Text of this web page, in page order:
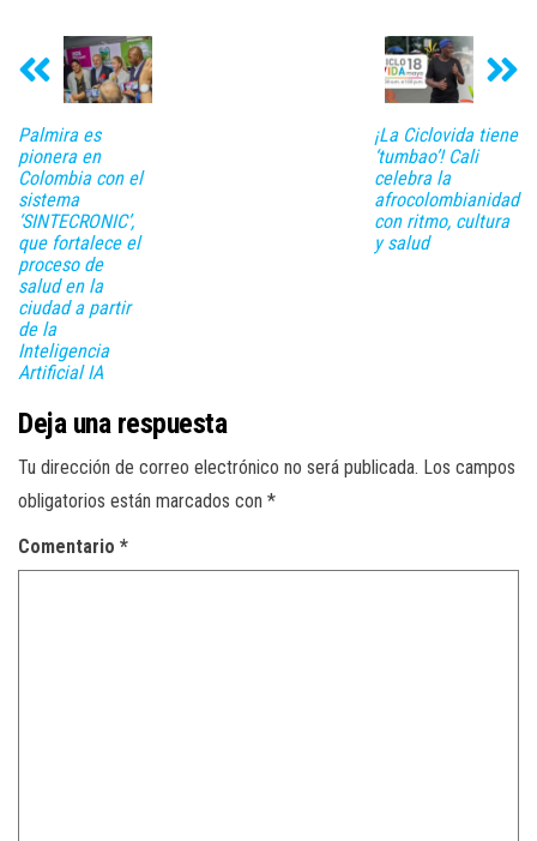
Palmira es
pionera en
Colombia con el
sistema
‘SINTECRONIC’,
que fortalece el
proceso de
salud en la
ciudad a partir
de la
Inteligencia
Artificial IA
¡La Ciclovida tiene
‘tumbao’! Cali
celebra la
afrocolombianidad
con ritmo, cultura
y salud
Deja una respuesta
Tu dirección de correo electrónico no será publicada. Los campos
obligatorios están marcados con *
Comentario *